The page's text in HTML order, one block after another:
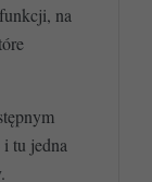
na
tu jedna